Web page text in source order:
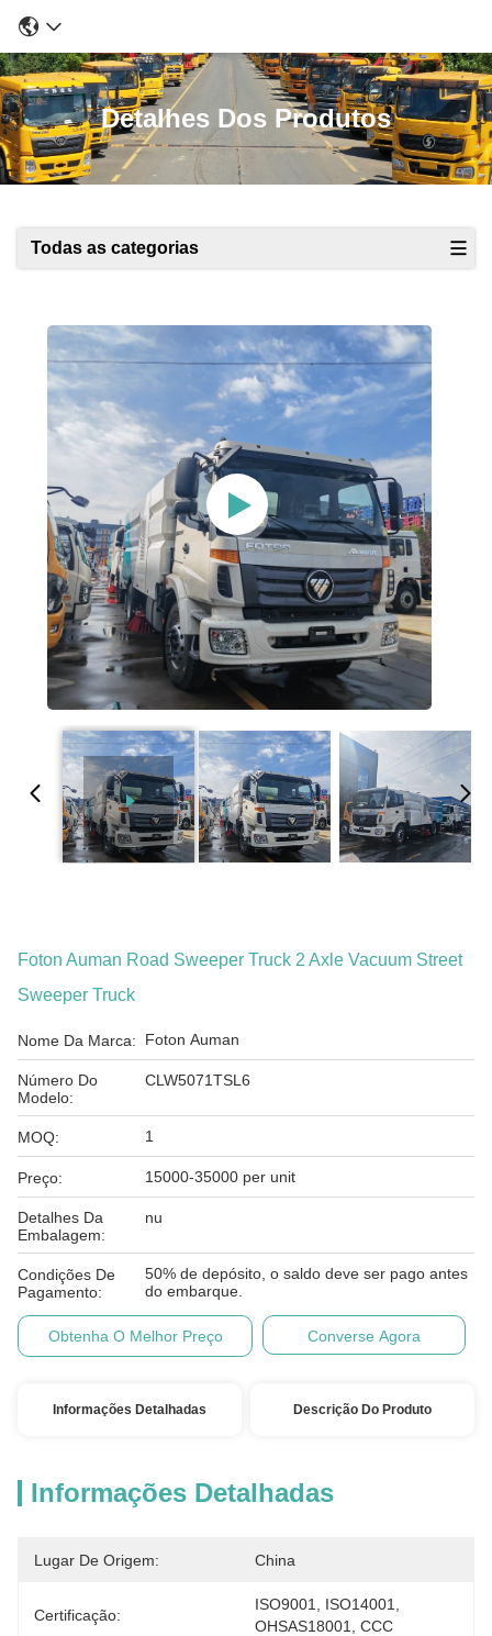
Detalhes Dos Produtos
Todas as categorias
Foton Auman Road Sweeper Truck 2 Axle Vacuum Street
Sweeper Truck
Nome Da Marca: Foton Auman
Número Do
Modelo:
CLW5071TSL6
MOQ: 1
Preço: 15000-35000 per unit
Detalhes Da
Embalagem:
nu
Condições De
Pagamento:
50% de depósito, o saldo deve ser pago antes
do embarque.
Obtenha O Melhor Preço Converse Agora
Informações Detalhadas Descrição Do Produto
Informações Detalhadas
Lugar De Origem: China
Certificação:
ISO9001, ISO14001,
OHSAS18001, CCC